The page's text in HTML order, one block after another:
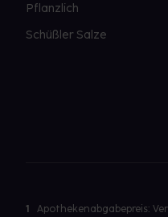
Pflanzlich
Schüßler Salze
1
Apothekenabgabepreis: